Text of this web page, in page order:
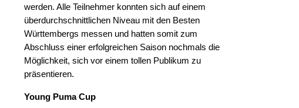
werden. Alle Teilnehmer konnten sich auf einem
überdurchschnittlichen Niveau mit den Besten
Württembergs messen und hatten somit zum
Abschluss einer erfolgreichen Saison nochmals die
Möglichkeit, sich vor einem tollen Publikum zu
präsentieren.
Young Puma Cup